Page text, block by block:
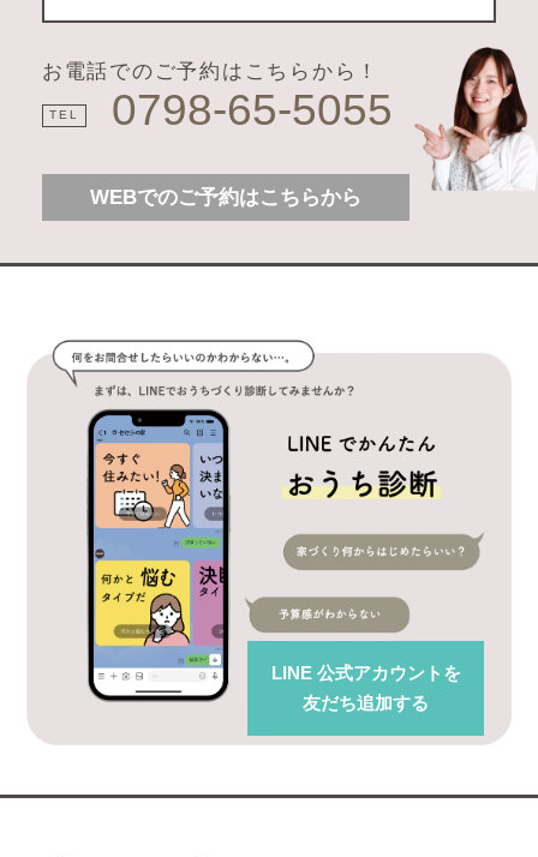
お電話でのご予約はこちらから！
TEL 0798-65-5055
WEBでのご予約はこちらから
LINE 公式アカウント を
友だち追加する